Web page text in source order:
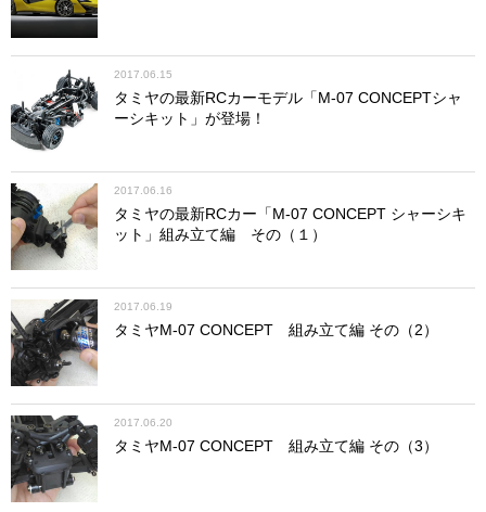
ヤを別途購入し、キット付属のホイールに瞬間接着剤で貼
り付ける必要がある。またタイヤの内部には「インナース
ポンジ」というスポンジを取り付けるのが一般的で、これ
も固さの異なるタイプが数種類が用意されており、実車の
空気圧調整のように、その固さでグリップの微調整ができ
るようになっている。
仮止めに使っていた６mmスナップピンをホイールアクスル
から取り外し、代わりに２×9.8mmシャフトを挿入。六角ホ
イールハブ（A5部品）の内側にある溝に２×9.8mmシャフ
トがはまるように取り付けたら、今度はそのハブがホイー
ル内側の六角にはまるようにホイール（タイヤ）を取り付
ける。２×9.8mmシャフト、六角ハブ、ホイールがきちんと
トでしっかりとタイヤを固定する。これを前後それぞれ２
本ずつ、合計４本分行う。
ウレタンバンパーの取り付け
2017.06.15
タミヤの最新RCカーモデル「M-07 CONCEPTシャ
ーシキット」が登場！
2017.06.16
タミヤの最新RCカー「M-07 CONCEPT シャーシキ
ット」組み立て編 その（１）
2017.06.19
タミヤM-07 CONCEPT 組み立て編 その（2）
2017.06.20
タミヤM-07 CONCEPT 組み立て編 その（3）